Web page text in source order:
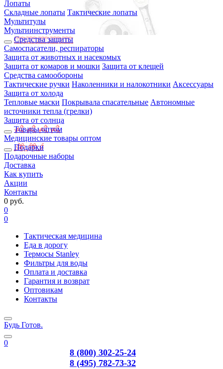
Лопаты
Складные лопаты Тактические лопаты
Мультитулы
Мультиинструменты
Средства защиты
Самоспасатели, респираторы
Защита от животных и насекомых
Защита от комаров и мошки Защита от клещей
Средства самообороны
Тактические ручки Наколенники и налокотники Аксессуары
Защита от холода
Тепловые маски Покрывала спасательные Автономные
источники тепла (грелки)
Защита от солнца
Товары оптом
Медицинские товары оптом
Подарки
Подарочные наборы
Доставка
Как купить
Акции
Контакты
0 руб.
0
0
Тактическая медицина
Еда в дорогу
Термосы Stanley
Фильтры для воды
Оплата и доставка
Гарантия и возврат
Оптовикам
Контакты
Будь Готов.
0
8 (800) 302-25-24
8 (495) 782-73-32